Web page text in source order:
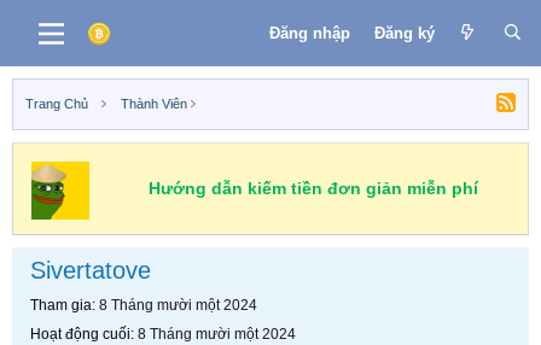
Đăng nhập Đăng ký
Trang Chủ Thành Viên
Hướng dẫn kiếm tiền đơn giản miễn phí
Sivertatove
Tham gia 8 Tháng mười một 2024
Hoạt động cuối 8 Tháng mười một 2024